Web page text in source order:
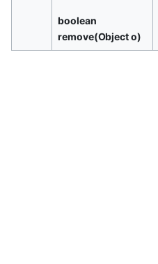
boolean
remove(Object o)